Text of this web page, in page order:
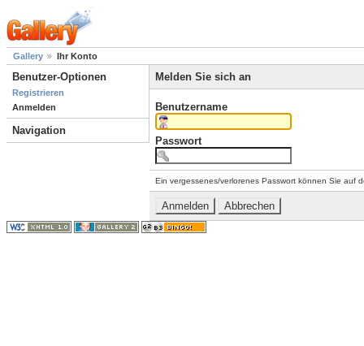
Gallery Ihr Konto
Benutzer-Optionen
Registrieren
Anmelden
Navigation
Melden Sie sich an
Benutzername
Passwort
Ein vergessenes/verlorenes Passwort können Sie auf